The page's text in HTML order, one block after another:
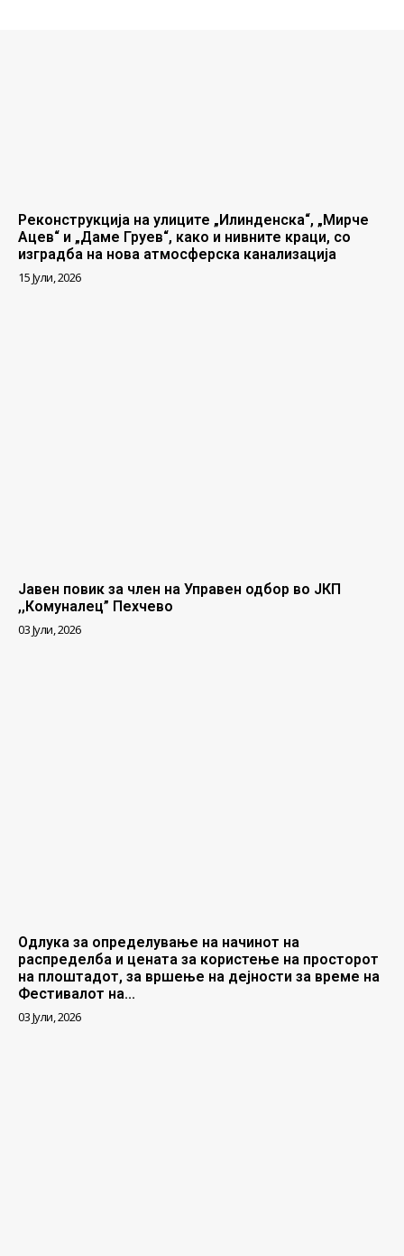
Реконструкција на улиците „Илинденска“, „Мирче
Ацев“ и „Даме Груев“, како и нивните краци, со
изградба на нова атмосферска канализација
15 Јули, 2026
Јавен повик за член на Управен одбор во ЈКП
,,Комуналец” Пехчево
03 Јули, 2026
Одлука за определување на начинот на
распределба и цената за користење на просторот
на плоштадот, за вршење на дејности за време на
Фестивалот на...
03 Јули, 2026